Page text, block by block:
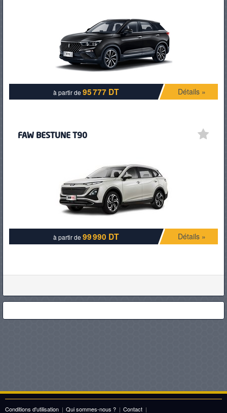
à partir de95 777 DT Détails »
FAW BESTUNE T90
à partir de99 990 DT Détails »
Conditions d'utilisation | Qui sommes-nous ? | Contact |